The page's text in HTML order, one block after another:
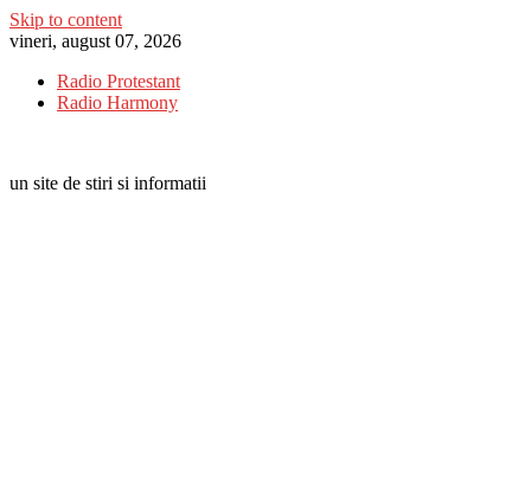
Skip to content
vineri, august 07, 2026
Radio Protestant
Radio Harmony
un site de stiri si informatii